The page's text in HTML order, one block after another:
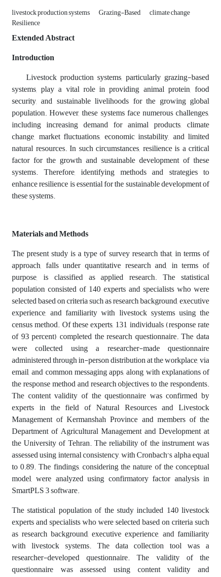
livestock production systems Grazing-Based climate change
Resilience
Extended Abstract
Introduction
Livestock production systems, particularly grazing-based
systems, play a vital role in providing animal protein, food
security, and sustainable livelihoods for the growing global
population. However, these systems face numerous challenges,
including increasing demand for animal products, climate
change, market fluctuations, economic instability, and limited
natural resources. In such circumstances, resilience is a critical
factor for the growth and sustainable development of these
systems. Therefore, identifying methods and strategies to
enhance resilience is essential for the sustainable development of
these systems.
Materials and Methods
The present study is a type of survey research that, in terms of
approach, falls under quantitative research and, in terms of
purpose, is classified as applied research. The statistical
population consisted of 140 experts and specialists who were
selected based on criteria such as research background, executive
experience, and familiarity with livestock systems using the
census method. Of these experts, 131 individuals (response rate
of 93 percent) completed the research questionnaire. The data
were collected using a researcher-made questionnaire
administered through in-person distribution at the workplace, via
email, and common messaging apps, along with explanations of
the response method and research objectives to the respondents.
The content validity of the questionnaire was confirmed by
experts in the field of Natural Resources and Livestock
Management of Kermanshah Province and members of the
Department of Agricultural Management and Development at
the University of Tehran. The reliability of the instrument was
assessed using internal consistency, with Cronbach’s alpha equal
to 0.89. The findings, considering the nature of the conceptual
model, were analyzed using confirmatory factor analysis in
SmartPLS 3 software.
The statistical population of the study included 140 livestock
experts and specialists who were selected based on criteria such
as research background, executive experience, and familiarity
with livestock systems. The data collection tool was a
researcher-developed questionnaire. The validity of the
questionnaire was assessed using content validity and